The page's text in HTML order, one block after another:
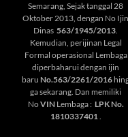
Semarang, Sejak tanggal 28
Oktober 2013, dengan No Ijin
Dinas 563/1945/2013.
Kemudian, perijinan Legal
Formal operasional Lembaga
diperbaharui dengan ijin
baru No.563/2261/2016
ga sekarang. Dan memiliki
NoVINLembaga : LPK No.
1810337401.